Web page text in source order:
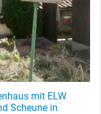
mit ELW
Scheune in